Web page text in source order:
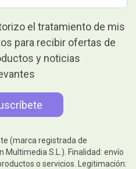
el tratamiento de mis
para recibir ofertas de
y noticias
(marca registrada de
Multimedia S.L.). Finalidad: envío
o servicios. Legitimación: